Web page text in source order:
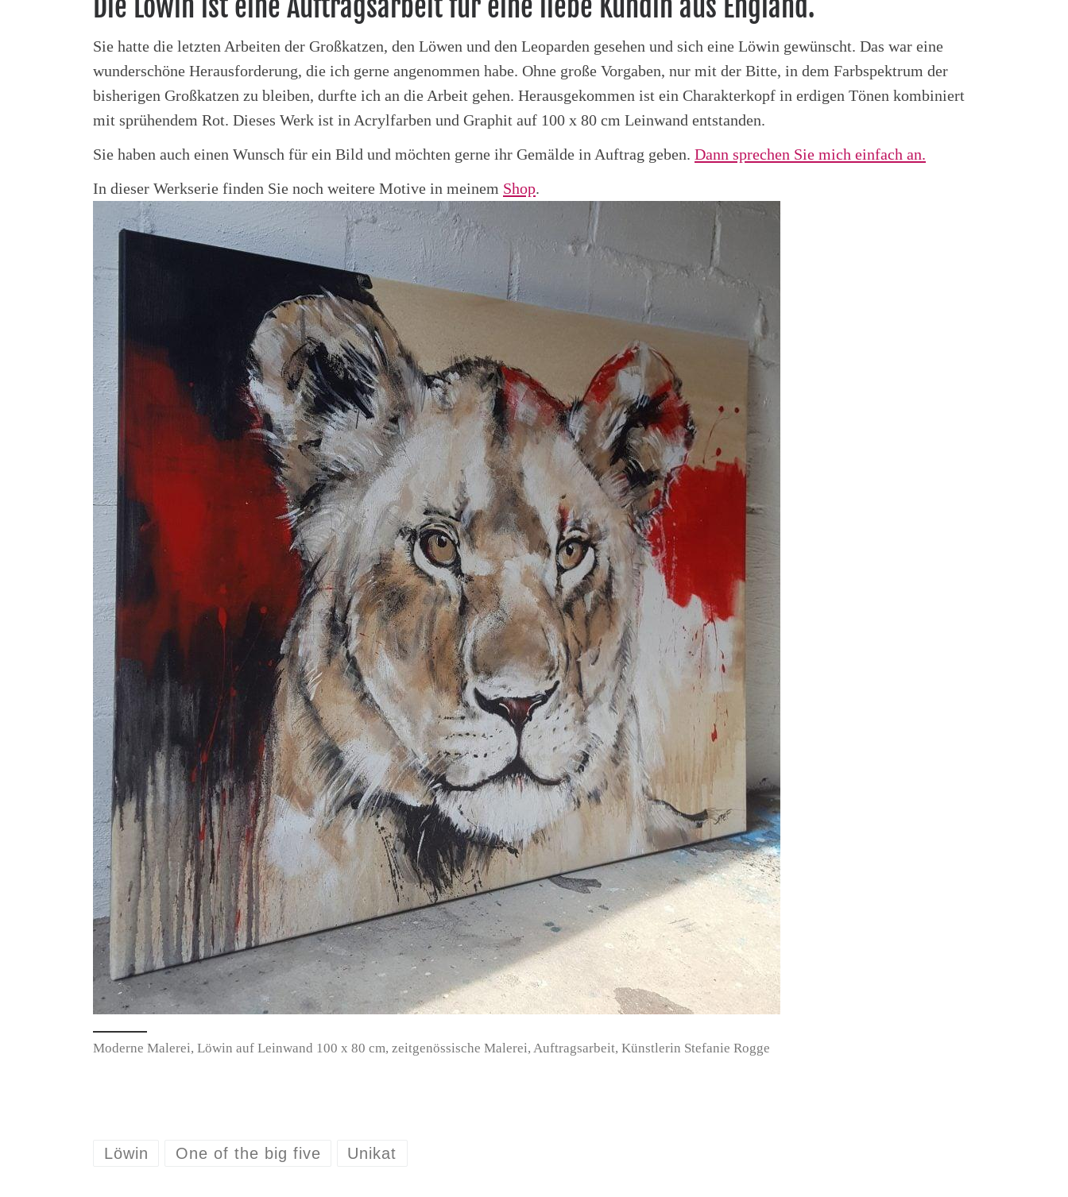
Sie hatte die letzten Arbeiten der Großkatzen, den Löwen und den Leoparden gesehen und sich eine Löwin gewünscht. Das war eine
wunderschöne Herausforderung, die ich gerne angenommen habe. Ohne große Vorgaben, nur mit der Bitte, in dem Farbspektrum der
bisherigen Großkatzen zu bleiben, durfte ich an die Arbeit gehen. Herausgekommen ist ein Charakterkopf in erdigen Tönen kombiniert
mit sprühendem Rot. Dieses Werk ist in Acrylfarben und Graphit auf 100 x 80 cm Leinwand entstanden.
Sie haben auch einen Wunsch für ein Bild und möchten gerne ihr Gemälde in Auftrag geben. Dann sprechen Sie mich einfach an.
In dieser Werkserie finden Sie noch weitere Motive in meinem Shop.
Moderne Malerei, Löwin auf Leinwand 100 x 80 cm, zeitgenössische Malerei, Auftragsarbeit, Künstlerin Stefanie Rogge
Löwin One of the big five Unikat